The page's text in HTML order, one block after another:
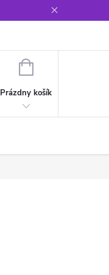
NÁKUPNÝ
Prázdny košík